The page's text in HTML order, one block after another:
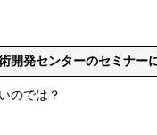
開発センターのセミナー
のでは？